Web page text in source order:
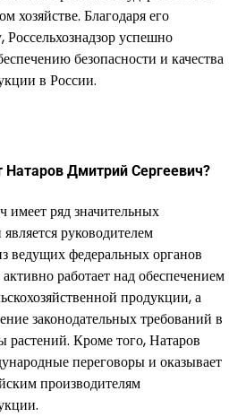
хозяйстве. Благодаря его
успешно
безопасности и качества
в России.
Дмитрий Сергеевич?
ряд значительных
руководителем
ведущих федеральных органов
работает над обеспечением
продукции, а
законодательных требований в
растений. Кроме того, Натаров
переговоры и оказывает
производителям